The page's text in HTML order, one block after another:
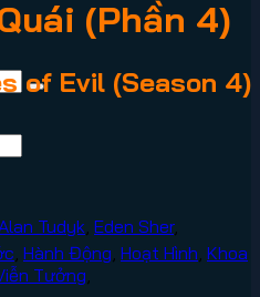
(Phần 4)
of Evil (Season 4)
Alan Tudyk Eden Sher,
Hành Động Hoạt Hình Khoa
Tưởng